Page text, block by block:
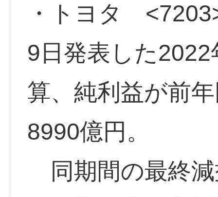
・トヨタ
9日発表した
算、純利益が前
8990億円。
同期間の最終